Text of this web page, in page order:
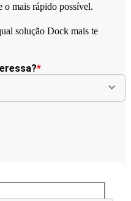
o mais rápido possível.
solução Dock mais te
*